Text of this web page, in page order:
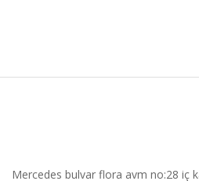
Mercedes bulvar flora avm no:28 iç